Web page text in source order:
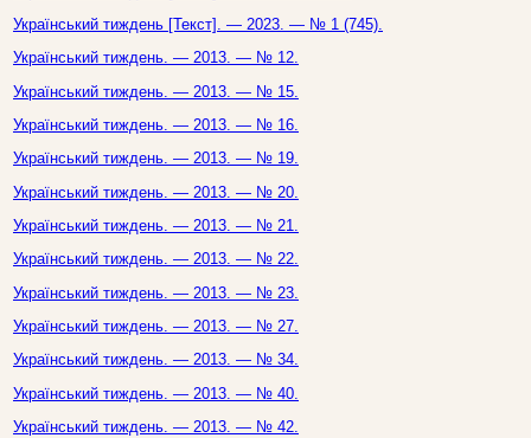
Український тиждень [Текст]. — 2023. — № 1 (745).
Український тиждень. — 2013. — № 12.
Український тиждень. — 2013. — № 15.
Український тиждень. — 2013. — № 16.
Український тиждень. — 2013. — № 19.
Український тиждень. — 2013. — № 20.
Український тиждень. — 2013. — № 21.
Український тиждень. — 2013. — № 22.
Український тиждень. — 2013. — № 23.
Український тиждень. — 2013. — № 27.
Український тиждень. — 2013. — № 34.
Український тиждень. — 2013. — № 40.
Український тиждень. — 2013. — № 42.